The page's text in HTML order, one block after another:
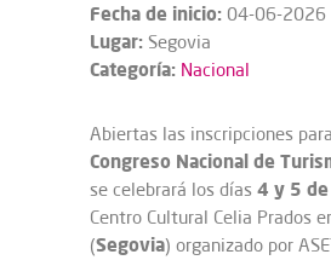
Fecha de inicio: 04-06-2026
Lugar: Segovia
Categoría: Nacional
Abiertas las inscripciones
Congreso Nacional de
se celebrará los días 4 y 5
Centro Cultural Celia Prados
(Segovia) organizado por